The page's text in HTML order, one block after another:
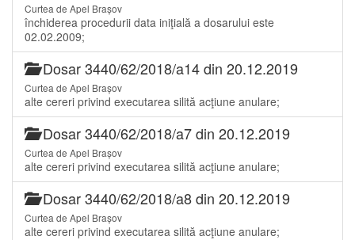
Curtea de Apel Brașov
închiderea procedurii data iniţială a dosarului este
02.02.2009;
Dosar 3440/62/2018/a14 din 20.12.2019
Curtea de Apel Brașov
alte cereri privind executarea silită acţiune anulare;
Dosar 3440/62/2018/a7 din 20.12.2019
Curtea de Apel Brașov
alte cereri privind executarea silită acţiune anulare;
Dosar 3440/62/2018/a8 din 20.12.2019
Curtea de Apel Brașov
alte cereri privind executarea silită acţiune anulare;